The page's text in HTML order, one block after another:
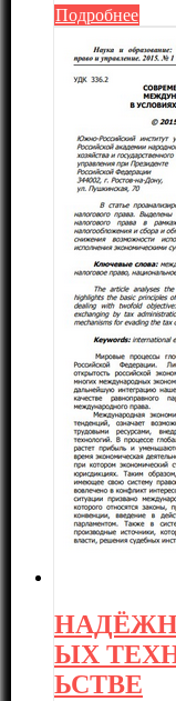
Подробнее
ЫХ
ЬСТВЕ